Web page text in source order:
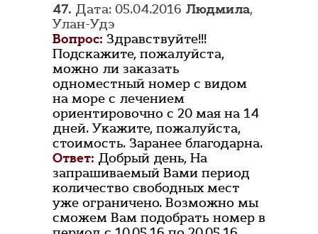
47. Дата: 05.04.2016 Людмила,
Улан-Удэ
Вопрос: Здравствуйте!!!
Подскажите, пожалуйста,
можно ли заказать
одноместный номер с видом
на море с лечением
ориентировочно с 20 мая на 14
дней. Укажите, пожалуйста,
стоимость. Заранее благодарна.
Ответ: Добрый день, На
запрашиваемый Вами период
количество свободных мест
уже ограничено. Возможно мы
сможем Вам подобрать номер в